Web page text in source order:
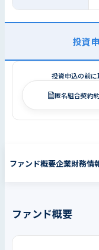
投資
投資申込の前に
匿名組合契約
ファンド概要企業財務情
ファンド概要